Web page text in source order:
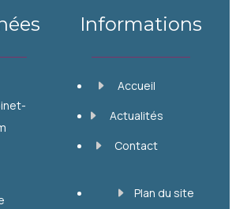
Informations
Accueil
Actualités
Contact
Plan du site